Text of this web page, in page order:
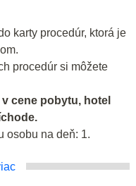
karty procedúr, ktorá je
procedúr si môžete
cene pobytu, hotel
osobu na deň: 1.